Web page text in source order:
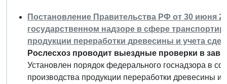
Постановление Правительства РФ от 30 июня
государственном надзоре в сфере
продукции переработки древесины и учета
Рослесхоз проводит выездные проверки в
Установлен порядок федерального госнадзора в
производства продукции переработки древесины и